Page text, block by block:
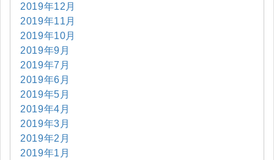
2019年12月
2019年11月
2019年10月
2019年9月
2019年7月
2019年6月
2019年5月
2019年4月
2019年3月
2019年2月
2019年1月